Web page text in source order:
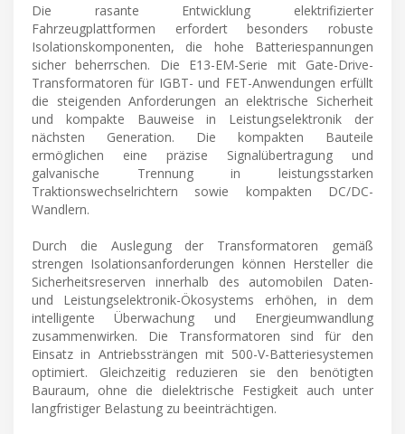
Die rasante Entwicklung elektrifizierter
Fahrzeugplattformen erfordert besonders robuste
Isolationskomponenten, die hohe Batteriespannungen
sicher beherrschen. Die E13-EM-Serie mit Gate-Drive-
Transformatoren für IGBT- und FET-Anwendungen erfüllt
die steigenden Anforderungen an elektrische Sicherheit
und kompakte Bauweise in Leistungselektronik der
nächsten Generation. Die kompakten Bauteile
ermöglichen eine präzise Signalübertragung und
galvanische Trennung in leistungsstarken
Traktionswechselrichtern sowie kompakten DC/DC-
Wandlern.
Durch die Auslegung der Transformatoren gemäß
strengen Isolationsanforderungen können Hersteller die
Sicherheitsreserven innerhalb des automobilen Daten-
und Leistungselektronik-Ökosystems erhöhen, in dem
intelligente Überwachung und Energieumwandlung
zusammenwirken. Die Transformatoren sind für den
Einsatz in Antriebssträngen mit 500-V-Batteriesystemen
optimiert. Gleichzeitig reduzieren sie den benötigten
Bauraum, ohne die dielektrische Festigkeit auch unter
langfristiger Belastung zu beeinträchtigen.